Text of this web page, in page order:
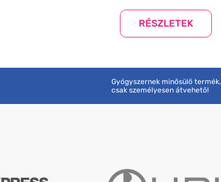
Gyógyszernek minősülő termék,
csak személyesen átvehető!